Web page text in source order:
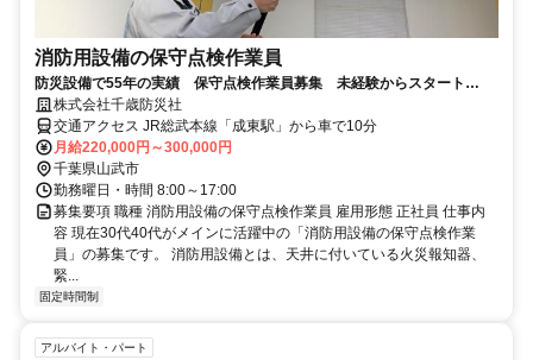
消防用設備の保守点検作業員
防災設備で55年の実績 保守点検作業員募集 未経験からスタート
OK 各種手当充実・昇給＆賞与有
株式会社千歳防災社
交通アクセス JR総武本線「成東駅」から車で10分
月給220,000円～300,000円
千葉県山武市
勤務曜日・時間 8:00～17:00
募集要項 職種 消防用設備の保守点検作業員 雇用形態 正社員 仕事内
容 現在30代40代がメインに活躍中の「消防用設備の保守点検作業
員」の募集です。 消防用設備とは、天井に付いている火災報知器、
緊...
固定時間制
アルバイト・パート